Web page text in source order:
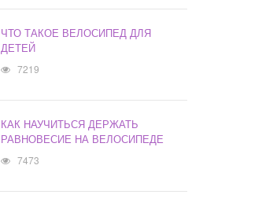
ЧТО ТАКОЕ ВЕЛОСИПЕД ДЛЯ
ДЕТЕЙ
7219
КАК НАУЧИТЬСЯ ДЕРЖАТЬ
РАВНОВЕСИЕ НА ВЕЛОСИПЕДЕ
7473